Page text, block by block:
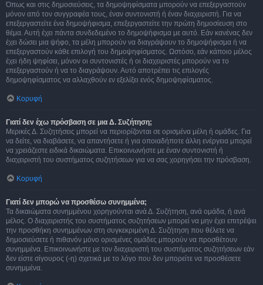
Όπως και στις δημοσιεύσεις, τα δημοψηφίσματα μπορούν να επεξεργαστούν
μόνον από τον συγγραφέα τους, έναν συντονιστή ή έναν διαχειριστή. Για να
επεξεργαστείτε ένα δημοψήφισμα, επεξεργαστείτε την πρώτη δημοσίευση στο
θέμα. Αυτή έχει πάντα συνδεδεμένο το δημοψήφισμα με αυτό. Εάν κανένας δεν
έχει δώσει μια ψήφο, τα μέλη μπορούν να διαγράψουν το δημοψήφισμα ή να
επεξεργαστούν κάθε επιλογή του δημοψηφίσματος. Ωστόσο, εάν κάποιο μέλος
έχει ήδη ψηφίσει, μόνον οι συντονιστές ή οι διαχειριστές μπορούν να το
επεξεργαστούν ή να το διαγράψουν. Αυτό αποτρέπει τις επιλογές
δημοψηφίσματος να αλλαχθούν εν εξελίξει ενός δημοψηφίσματος.
Κορυφή
Γιατί δεν έχω πρόσβαση σε μια Δ. Συζήτηση;
Μερικές Δ. Συζητήσεις μπορεί να περιορίζονται σε ορισμένα μέλη ή ομάδες. Για
να δείτε, να διαβάσετε, να απαντήσετε ή για οποιαδήποτε άλλη ενέργεια μπορεί
να χρειάζεστε ειδικά δικαιώματα. Επικοινωνήστε με έναν συντονιστή ή
διαχειριστή του συστήματος συζητήσεων για να σας χορηγήσει την πρόσβαση.
Κορυφή
Γιατί δεν μπορώ να προσθέσω συνημμένα;
Τα δικαιώματα συνημμένου χορηγούνται ανά Δ. Συζήτηση, ανά ομάδα, ή ανά
μέλος. Ο διαχειριστής του συστήματος συζητήσεων μπορεί να μην έχει επιτρέψει
την προσθήκη συνημμένων στη συγκεκριμένη Δ. Συζήτηση που θέλετε να
δημοσιεύσετε ή πιθανόν μόνο ορισμένες ομάδες μπορούν να προσθέτουν
συνημμένα. Επικοινωνήστε με τον διαχειριστή του συστήματος συζητήσεων εάν
δεν είστε σίγουρος (-η) σχετικά με το λόγο που δεν μπορείτε να προσθέσετε
συνημμένα.